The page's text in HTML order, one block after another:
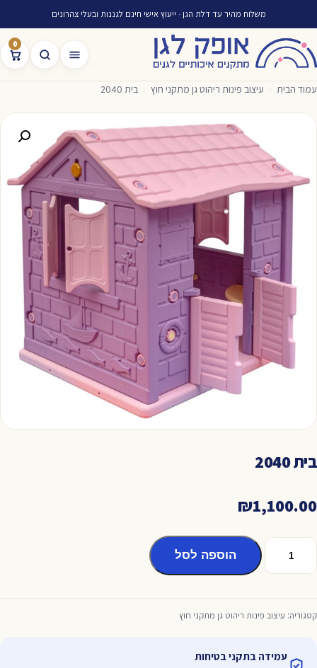
משלוח מהיר עד דלת הגן · ייעוץ אישי חינם לגננות ובעלי צהרונים
0
עמוד הבית עיצוב פינות ריהוט גן מתקני חוץ בית 2040
בית 2040
₪1,100.00
כמות
הוספה לסל
קטגוריה: עיצוב פינות ריהוט גן מתקני חוץ
עמידה בתקני בטיחות